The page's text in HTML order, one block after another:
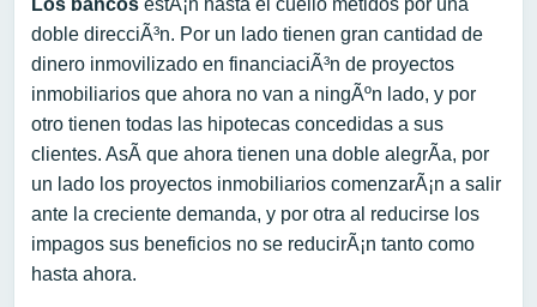
Los bancos estÃ¡n hasta el cuello metidos por una
doble direcciÃ³n. Por un lado tienen gran cantidad de
dinero inmovilizado en financiaciÃ³n de proyectos
inmobiliarios que ahora no van a ningÃºn lado, y por
otro tienen todas las hipotecas concedidas a sus
clientes. AsÃ­ que ahora tienen una doble alegrÃ­a, por
un lado los proyectos inmobiliarios comenzarÃ¡n a salir
ante la creciente demanda, y por otra al reducirse los
impagos sus beneficios no se reducirÃ¡n tanto como
hasta ahora.